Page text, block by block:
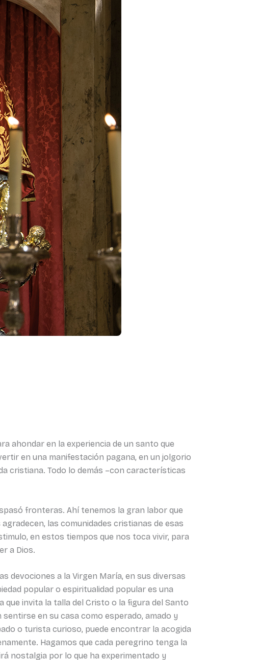
ahondar en la experiencia de un santo que
en una manifestación pagana, en un jolgorio
cristiana. Todo lo demás –con características
fronteras. Ahí tenemos la gran labor que
las comunidades cristianas de esas
en estos tiempos que nos toca vivir, para
a Dios.
devociones a la Virgen María, en sus diversas
popular o espiritualidad popular es una
invita la talla del Cristo o la figura del Santo
en su casa como esperado, amado y
o turista curioso, puede encontrar la acogida
Hagamos que cada peregrino tenga la
nostalgia por lo que ha experimentado y